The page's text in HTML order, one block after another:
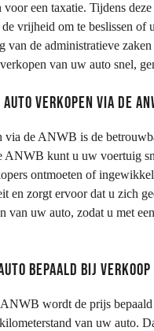
voor een taxatie. Tijdens
vrijheid om te beslissen
de administratieve
van uw auto snel,
verkopen via de
de ANWB is de
ANWB kunt u uw voertuig
ontmoeten of
en zorgt ervoor dat u zich
uw auto, zodat u met
bepaald bij verkoop
wordt de prijs
van uw auto.